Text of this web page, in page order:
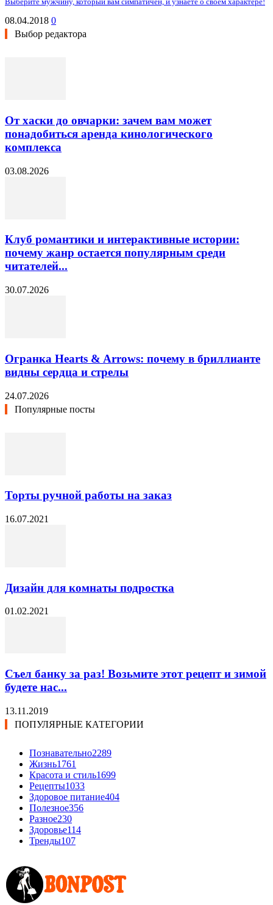
08.04.2018 0
Выбор редактора
От хаски до овчарки: зачем вам может
понадобиться аренда кинологического
комплекса
03.08.2026
Клуб романтики и интерактивные истории:
почему жанр остается популярным среди
читателей...
30.07.2026
Огранка Hearts & Arrows: почему в бриллианте
видны сердца и стрелы
24.07.2026
Популярные посты
Торты ручной работы на заказ
16.07.2021
Дизайн для комнаты подростка
01.02.2021
Съел банку за раз! Возьмите этот рецепт и зимой
будете нас...
13.11.2019
ПОПУЛЯРНЫЕ КАТЕГОРИИ
Познавательно2289
Жизнь1761
Красота и стиль1699
Рецепты1033
Здоровое питание404
Полезное356
Разное230
Здоровье114
Тренды107